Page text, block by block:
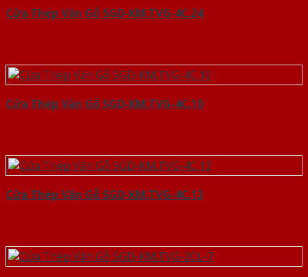
Cửa Thép Vân Gỗ SGD-KM.TVG-4C.24
Cửa Thép Vân Gỗ SGD-KM.TVG-4C.10
Cửa Thép Vân Gỗ SGD-KM.TVG-4C.13